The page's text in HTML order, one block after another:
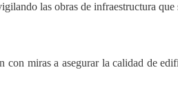
las obras de infraestructura que
miras a asegurar la calidad de